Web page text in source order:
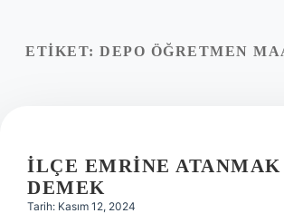
Yasal Uyarı
ETIKET: DEPO ÖĞRETMEN
İLÇE EMRINE ATANMAK
DEMEK
Tarih: Kasım 12, 2024